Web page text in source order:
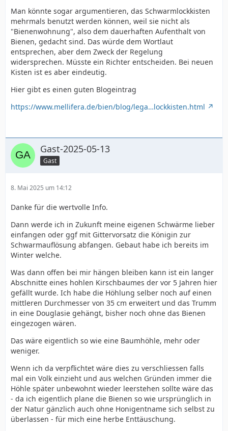
Man könnte sogar argumentieren, das Schwarmlockkisten
mehrmals benutzt werden können, weil sie nicht als
"Bienenwohnung", also dem dauerhaften Aufenthalt von
Bienen, gedacht sind. Das würde dem Wortlaut
entsprechen, aber dem Zweck der Regelung
widersprechen. Müsste ein Richter entscheiden. Bei neuen
Kisten ist es aber eindeutig.
Hier gibt es einen guten Blogeintrag
https://www.mellifera.de/bien/blog/lega…lockkisten.html
Gast-2025-05-13
Gast
8. Mai 2025 um 14:12
Danke für die wertvolle Info.
Dann werde ich in Zukunft meine eigenen Schwärme lieber
einfangen oder ggf mit Gittervorsatz die Königin zur
Schwarmauflösung abfangen. Gebaut habe ich bereits im
Winter welche.
Was dann offen bei mir hängen bleiben kann ist ein langer
Abschnitte eines hohlen Kirschbaumes der vor 5 Jahren hier
gefällt wurde. Ich habe die Höhlung selber noch auf einen
mittleren Durchmesser von 35 cm erweitert und das Trumm
in eine Douglasie gehängt, bisher noch ohne das Bienen
eingezogen wären.
Das wäre eigentlich so wie eine Baumhöhle, mehr oder
weniger.
Wenn ich da verpflichtet wäre dies zu verschliessen falls
mal ein Volk einzieht und aus welchen Gründen immer die
Höhle später unbewohnt wieder leerstehen sollte wäre das
- da ich eigentlich plane die Bienen so wie ursprünglich in
der Natur gänzlich auch ohne Honigentname sich selbst zu
überlassen - für mich eine herbe Enttäuschung.